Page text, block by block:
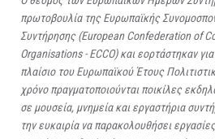
πρωτοβουλία της Ευρωπαϊκής
Συντήρησης (European Confederation of
Organisations - ECCO) και εορτάστηκαν
πλαίσιο του Ευρωπαϊκού Έτους
χρόνο πραγματοποιούνται ποικίλες
σε μουσεία, μνημεία και εργαστήρια
την ευκαιρία να παρακολουθήσει